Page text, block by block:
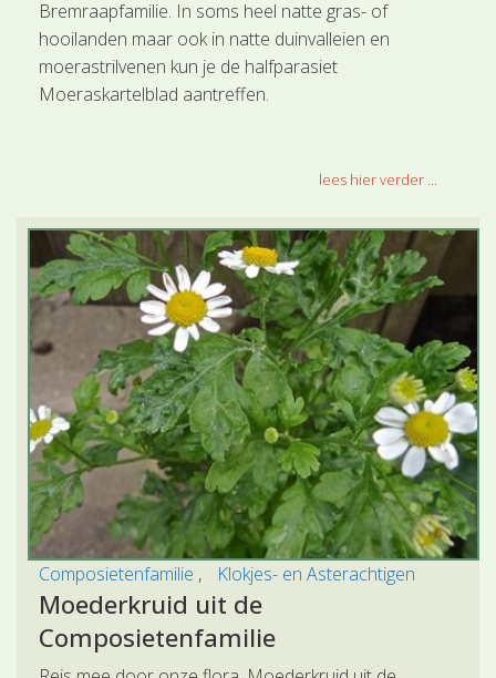
Bremraapfamilie. In soms heel natte gras- of
hooilanden maar ook in natte duinvalleien en
moerastrilvenen kun je de halfparasiet
Moeraskartelblad aantreffen.
lees hier verder ...
Composietenfamilie Klokjes- en Asterachtigen
Moederkruid uit de
Composietenfamilie